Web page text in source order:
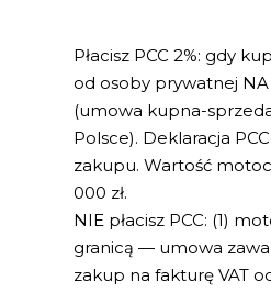
Płacisz PCC 2%: gdy
od osoby prywatnej NA
(umowa kupna-
Polsce). Deklaracja
zakupu. Wartość
000 zł.
NIE płacisz PCC: (1)
granicą — umowa
zakup na fakturę VAT